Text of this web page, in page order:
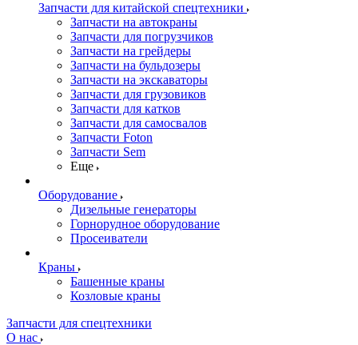
Запчасти для китайской спецтехники
Запчасти на автокраны
Запчасти для погрузчиков
Запчасти на грейдеры
Запчасти на бульдозеры
Запчасти на экскаваторы
Запчасти для грузовиков
Запчасти для катков
Запчасти для самосвалов
Запчасти Foton
Запчасти Sem
Еще
Оборудование
Дизельные генераторы
Горнорудное оборудование
Просеиватели
Краны
Башенные краны
Козловые краны
Запчасти для спецтехники
О нас